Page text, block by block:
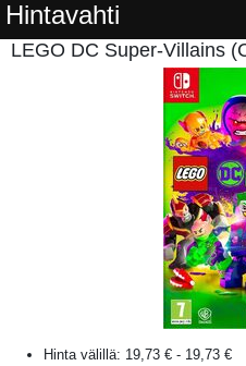
Hintavahti
LEGO DC Super-Villains
Hinta välillä: 19,73 € - 19,73 €